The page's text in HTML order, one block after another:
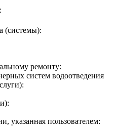
(системы):
ремонту:
систем водоотведения
указанная пользователем: